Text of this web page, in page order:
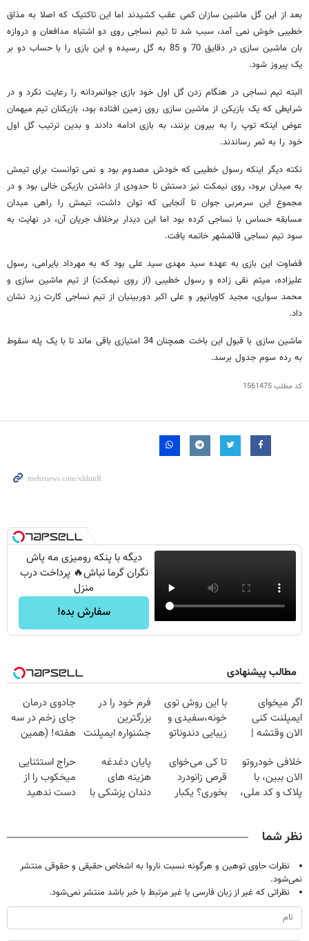
بعد از این گل ماشین سازان کمی عقب کشیدند اما این تاکتیک که اصلا به مذاق
خطیبی خوش نمی آمد، سبب شد تا تیم نساجی روی دو اشتباه مدافعان و دروازه
بان ماشین سازی در دقایق 70 و 85 به گل رسیده و این بازی را با حساب دو بر
یک پیروز شود.
البته تیم نساجی در هنگام زدن گل اول خود بازی جوانمردانه را رعایت نکرد و در
شرایطی که یک بازیکن از ماشین سازی روی زمین افتاده بود، بازیکنان تیم میهمان
عوض اینکه توپ را به بیرون بزنند، به بازی ادامه دادند و بدین ترتیب گل اول
خود را به ثمر رساندند.
نکته دیگر اینکه رسول خطیبی که خودش مصدوم بود و نمی توانست برای تیمش
به میدان برود، روی نیمکت نیز دستش تا حدودی از داشتن بازیکن خالی بود و در
مجموع این سرمربی جوان تا آنجایی که توان داشت، تیمش را راهی میدان
مسابقه حساس با نساجی کرده بود اما این دیدار برخلاف جریان آن، در نهایت به
سود تیم نساجی قائمشهر خاتمه یافت.
قضاوت این بازی به عهده سید مهدی سید علی بود که به مهرداد بایرامی، رسول
علیزاده، میثم نقی زاده و رسول خطیبی (از روی نیمکت) از تیم ماشین سازی و
محمد سواری، مجید کاویانپور و علی اکبر دوربینیان از تیم نساجی کارت زرد نشان
داد.
ماشین سازی با قبول این باخت همچنان 34 امتیازی باقی ماند تا با یک پله سقوط
به رده سوم جدول برسد.
کد مطلب1561475
دیگه با پنکه رومیزی مه پاش
نگران گرما نباش🔥 پرداخت درب
منزل
سفارش بده!
مطالب پیشنهادی
اگر میخوای
ایمپلنت کنی
الان وقتشه |
میلیون تومان!!!
با این روش توی
خونه،سفیدی و
زیبایی دندوناتو
(40%off)
فرم خود را در
بزرگترین
جشنواره ایمپلنت
فقط ۲۵ میلیون
جادوی درمان
جای زخم در سه
هفته! (همین
صحبت کنید)
خلافی خودروتو
الان ببین، با
پلاک و کد ملی،
تا کی می‌خوای
قرص زانودرد
بخوری؟ یکبار
پایان دغدغه
هزینه های
دندان پزشکی با
حراج استثنایی
میخکوب را از
دست ندهید
نظر شما
نظرات حاوی توهین و هرگونه نسبت ناروا به اشخاص حقیقی و حقوقی منتشر
نمی‌شود.
نظراتی که غیر از زبان فارسی یا غیر مرتبط با خبر باشد منتشر نمی‌شود.